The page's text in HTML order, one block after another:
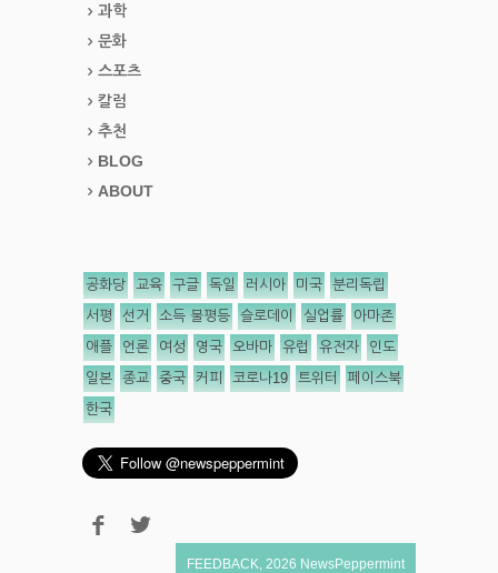
과학
문화
스포츠
칼럼
추천
BLOG
ABOUT
공화당 교육 구글 독일 러시아 미국 분리독립
서평 선거 소득 불평등 슬로데이 실업률 아마존
애플 언론 여성 영국 오바마 유럽 유전자 인도
일본 종교 중국 커피 코로나19 트위터 페이스북
한국
FEEDBACK 2026 NewsPeppermint